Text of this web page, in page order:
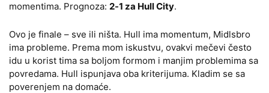
momentima. Prognoza: 2-1 za Hull City.
Ovo je finale – sve ili ništa. Hull ima momentum, Midlsbro
ima probleme. Prema mom iskustvu, ovakvi mečevi često
idu u korist tima sa boljom formom i manjim problemima sa
povredama. Hull ispunjava oba kriterijuma. Kladim se sa
poverenjem na domaće.